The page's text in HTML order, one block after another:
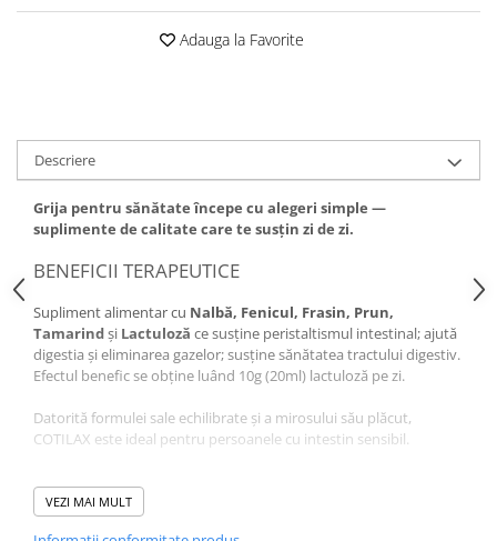
Adauga la Favorite
Descriere
Grija pentru sănătate începe cu alegeri simple —
suplimente de calitate care te susțin zi de zi.
BENEFICII TERAPEUTICE
Supliment alimentar cu Nalbă, Fenicul, Frasin, Prun,
Tamarindși Lactuloză ce susține peristaltismul intestinal; ajută
digestia și eliminarea gazelor; susține sănătatea tractului digestiv.
Efectul benefic se obține luând 10g (20ml) lactuloză pe zi.
Datorită formulei sale echilibrate și a mirosului său plăcut,
COTILAX este ideal pentru persoanele cu intestin sensibil.
DETALII ALE PRODUSULUI
VEZI MAI MULT